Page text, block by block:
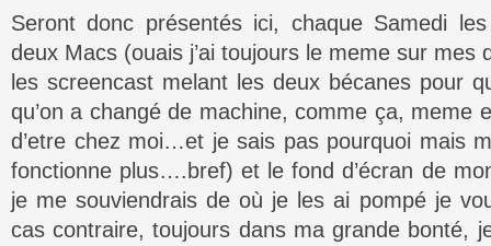
Seront donc présentés ici, chaque Samedi
deux Macs (ouais j’ai toujours le meme sur mes
les screencast melant les deux bécanes pour
qu’on a changé de machine, comme ça, meme
d’etre chez moi…et je sais pas pourquoi mais
fonctionne plus….bref) et le fond d’écran de
je me souviendrais de où je les ai pompé je
cas contraire, toujours dans ma grande bonté,